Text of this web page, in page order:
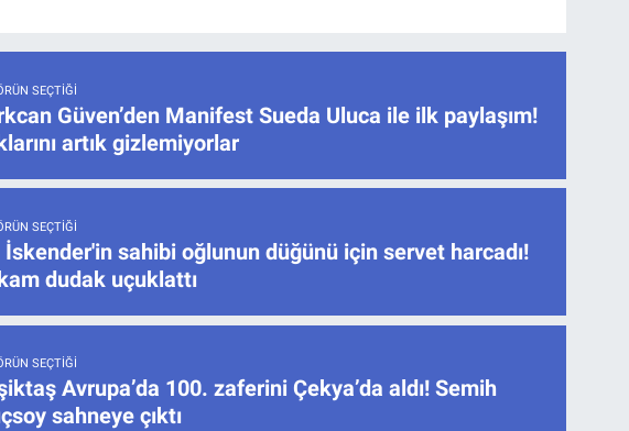
SEÇTIĞI
Güven’den Manifest Sueda Uluca ile ilk paylaşım!
artık gizlemiyorlar
SEÇTIĞI
İskender'in sahibi oğlunun düğünü için servet harcadı!
dudak uçuklattı
SEÇTIĞI
Avrupa’da 100. zaferini Çekya’da aldı! Semih
sahneye çıktı